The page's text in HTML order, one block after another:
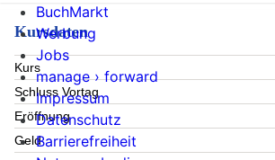
Kursdaten
Kurs
Schluss Vortag
Eröffnung
Geld
BuchMarkt
Werbung
Jobs
manage › forward
Impressum
Datenschutz
Barrierefreiheit